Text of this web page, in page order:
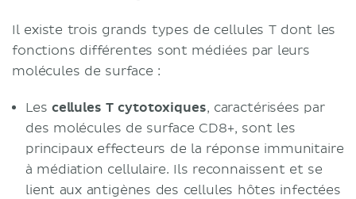
Il existe trois grands types de cellules T dont les
fonctions différentes sont médiées par leurs
molécules de surface :
Les cellules T cytotoxiques, caractérisées par
des molécules de surface CD8+, sont les
principaux effecteurs de la réponse immunitaire
à médiation cellulaire. Ils reconnaissent et se
lient aux antigènes des cellules hôtes infectées